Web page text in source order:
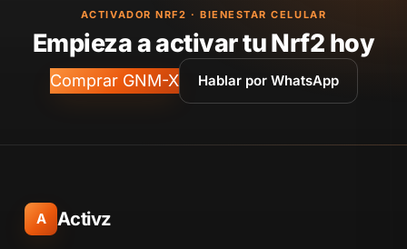
ACTIVADOR NRF2 · BIENESTAR CELULAR
Empieza a activar tu Nrf2 hoy
Comprar GNM-X Hablar por WhatsApp
A Activz